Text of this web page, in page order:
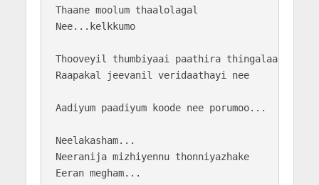
Thaane moolum thaalolagal
Nee...kelkkumo
Thooveyil thumbiyaai paathira thingalaai
Raapakal jeevanil veridaathayi nee
Aadiyum paadiyum koode nee porumoo...
Neelakasham...
Neeranija mizhiyennu thonniyazhake
Eeran megham...